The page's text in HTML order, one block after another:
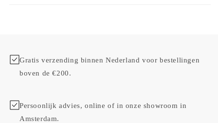
Gratis verzending binnen Nederland voor bestellingen
boven de €200.
Persoonlijk advies, online of in onze showroom in
Amsterdam.